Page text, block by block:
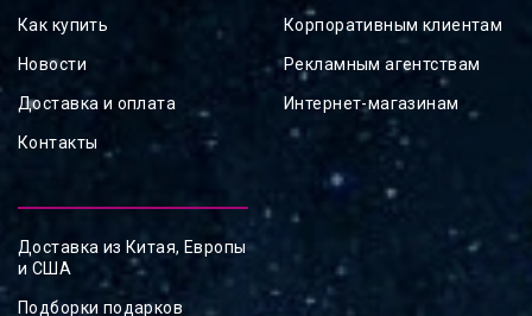
Как купить
Новости
Доставка и оплата
Контакты
Корпоративным клиентам
Рекламным агентствам
Интернет-магазинам
Доставка из Китая, Европы
и США
Подборки подарков